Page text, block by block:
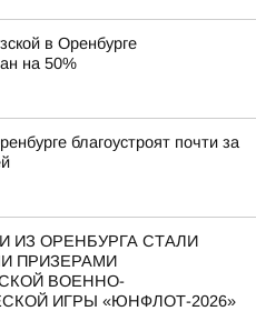
в Оренбурге
на 50%
благоустроят почти за
ИЗ ОРЕНБУРГА СТАЛИ
ПРИЗЕРАМИ
ВОЕННО-
ИГРЫ «ЮНФЛОТ-2026»